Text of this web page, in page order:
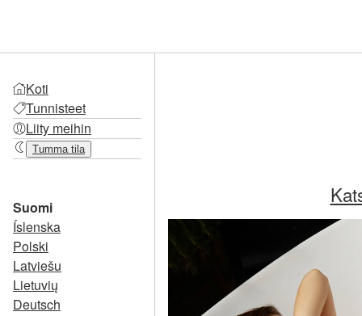
Koti
Tunnisteet
Liity meihin
Tumma tila
Suomi
Íslenska
Polski
Latviešu
Lietuvių
Deutsch